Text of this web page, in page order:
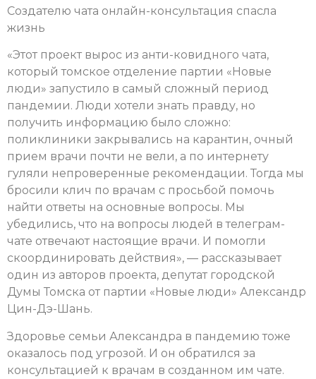
Создателю чата онлайн-консультация спасла
жизнь
«Этот проект вырос из анти-ковидного чата,
который томское отделение партии «Новые
люди» запустило в самый сложный период
пандемии. Люди хотели знать правду, но
получить информацию было сложно:
поликлиники закрывались на карантин, очный
прием врачи почти не вели, а по интернету
гуляли непроверенные рекомендации. Тогда мы
бросили клич по врачам с просьбой помочь
найти ответы на основные вопросы. Мы
убедились, что на вопросы людей в телеграм-
чате отвечают настоящие врачи. И помогли
скоординировать действия», — рассказывает
один из авторов проекта, депутат городской
Думы Томска от партии «Новые люди» Александр
Цин-Дэ-Шань.
Здоровье семьи Александра в пандемию тоже
оказалось под угрозой. И он обратился за
консультацией к врачам в созданном им чате.